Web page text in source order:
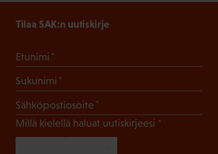
Tilaa SAK:n uutiskirje
Etunimi
Sukunimi
Sähköpostiosoite
Millä kielellä haluat uutiskirjeesi (Pakollinen)